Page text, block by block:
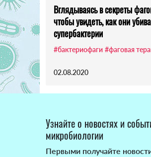
Вглядываясь в секреты
чтобы увидеть, как они
супербактерии
#бактериофаги #фаговая
02.08.2020
Узнайте о новостях и
микробиологии
Первыми получайте